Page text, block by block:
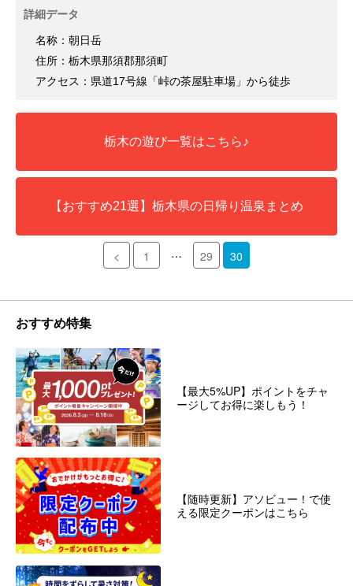
詳細データ
名称：朝日岳
住所：栃木県那須郡那須町
アクセス：県道17号線「峠の茶屋駐車場」から徒歩
栃木の遊び一覧はこちら♪
【おすすめ21選】栃木県の日帰り温泉まとめ
< 1 … 29 30
おすすめ特集
【最大5%UP】ポイントをチャ
ージしてお得に楽しもう！
【随時更新】アソビュー！で使
える限定クーポンはこちら